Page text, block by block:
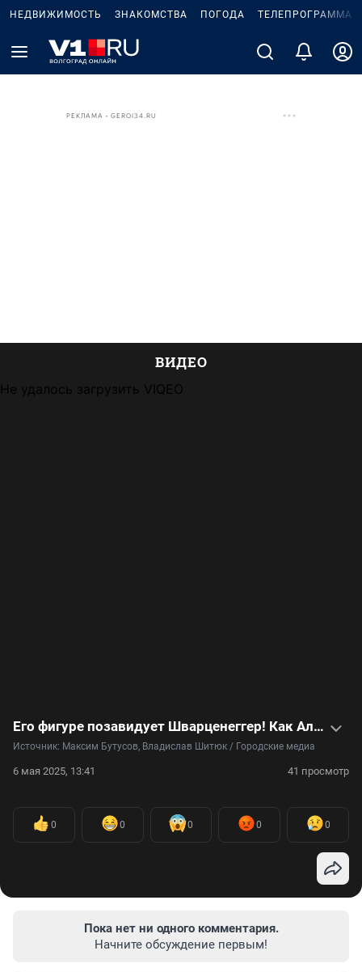
НЕДВИЖИМОСТЬ ЗНАКОМСТВА ПОГОДА ТЕЛЕПРОГРАММА
РЕКЛАМА • GEROI34.RU
ВИДЕО
Не удалось загрузить VIQEO
Его фигуре позавидует Шварценеггер! Как Александр сохранил идеальное тело в 72 года: видео
Источник: Максим Бутусов, Владислав Шитюк / Городские медиа
6 мая 2025, 13:41 41 просмотр
0 0 0 0 0
Пока нет ни одного комментария.
Начните обсуждение первым!